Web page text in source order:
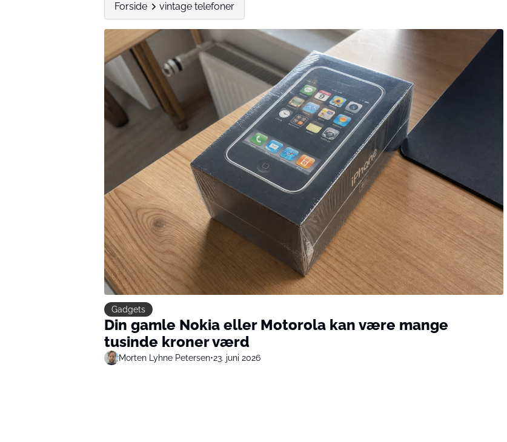
Forside vintage telefoner
Gadgets
Din gamle Nokia eller Motorola kan være mange
tusinde kroner værd
Morten Lyhne Petersen•23. juni 2026